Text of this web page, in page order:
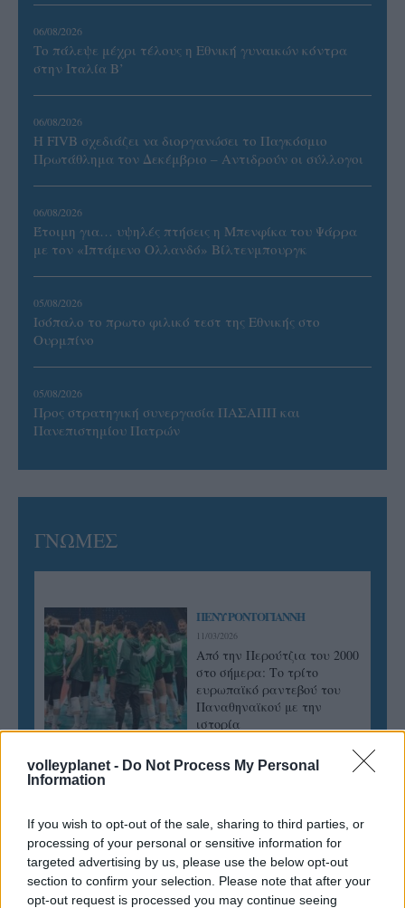
volleyplanet - Do Not Process My Personal
Information
If you wish to opt-out of the sale, sharing to third parties, or
processing of your personal or sensitive information for
targeted advertising by us, please use the below opt-out
section to confirm your selection. Please note that after your
opt-out request is processed you may continue seeing
06/08/2026
Το πάλεψε μέχρι τέλους η Εθνική γυναικών κόντρα
στην Ιταλία Β’
06/08/2026
Η FIVB σχεδιάζει να διοργανώσει το Παγκόσμιο
Πρωτάθλημα τον Δεκέμβριο – Αντιδρούν οι σύλλογοι
06/08/2026
Έτοιμη για… υψηλές πτήσεις η Μπενφίκα του Ψάρρα
με τον «Ιπτάμενο Ολλανδό» Βίλτενμπουργκ
05/08/2026
Ισόπαλο το πρωτο φιλικό τεστ της Εθνικής στο
Ουρμπίνο
05/08/2026
Προς στρατηγική συνεργασία ΠΑΣΑΠΠ και
Πανεπιστημίου Πατρών
ΓΝΩΜΕΣ
ΠΕΝΥ ΡΟΝΤΟΓΙΑΝΝΗ
11/03/2026
Από την Περούτζια του 2000
στο σήμερα: Tο τρίτο
ευρωπαϊκό ραντεβού του
Παναθηναϊκού με την
ιστορία
Αναγνώριση και σεβασμός
οι σημαντικότερες νίκες του
Α.Ο. Θήρας